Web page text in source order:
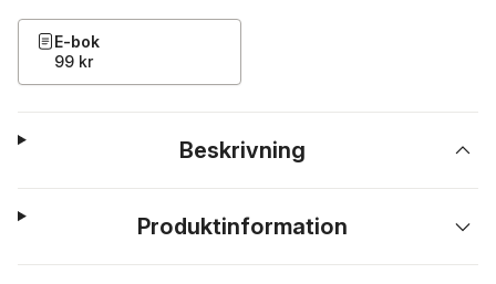
E-bok
99 kr
Beskrivning
Produktinformation